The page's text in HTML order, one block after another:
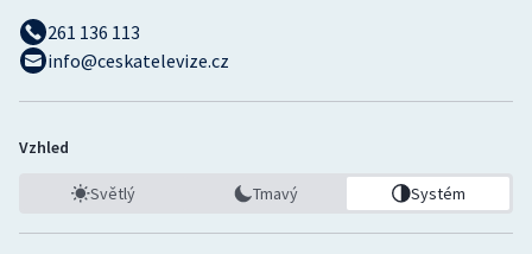
261 136 113
info@ceskatelevize.cz
Vzhled
Světlý Tmavý Systém